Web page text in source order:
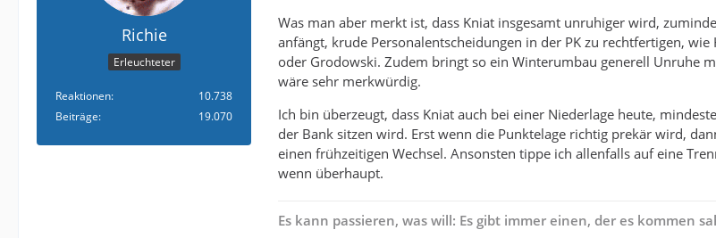
Richie
Erleuchteter
Reaktionen
10.738
Beiträge
19.070
Was man aber merkt ist, dass Kniat insgesamt unruhiger wird,
anfängt, krude Personalentscheidungen in der PK zu rechtfertigen, wie
oder Grodowski. Zudem bringt so ein Winterumbau generell Unruhe
wäre sehr merkwürdig.
Ich bin überzeugt, dass Kniat auch bei einer Niederlage heute,
der Bank sitzen wird. Erst wenn die Punktelage richtig prekär wird,
einen frühzeitigen Wechsel. Ansonsten tippe ich allenfalls auf eine
wenn überhaupt.
Es kann passieren, was will: Es gibt immer einen, der es kommen